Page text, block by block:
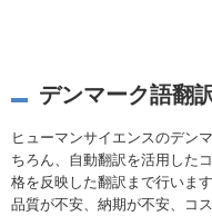
デンマーク語翻
ヒューマンサイエンスのデン
ちろん、自動翻訳を活用した
格を反映した翻訳まで行います
品質が不安、納期が不安、コ